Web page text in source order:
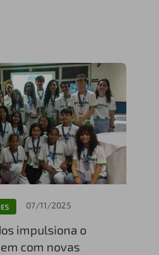
07/11/2025
impulsiona o
com novas